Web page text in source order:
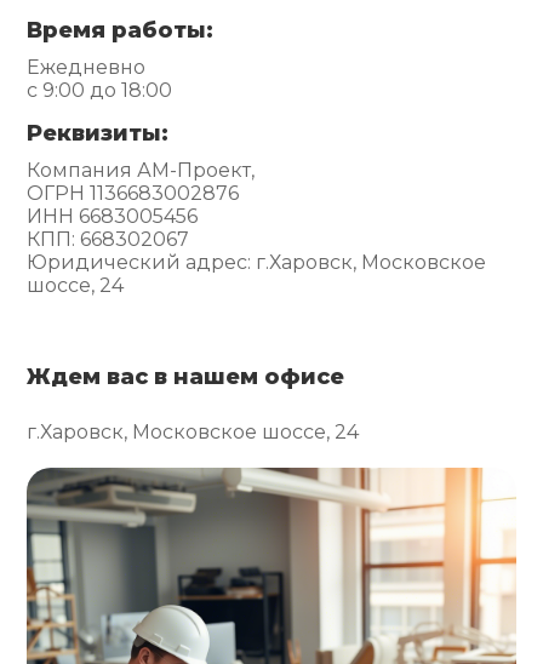
Время работы:
Ежедневно
с 9:00 до 18:00
Реквизиты:
Компания АМ-Проект,
ОГРН 1136683002876
ИНН 6683005456
КПП: 668302067
Юридический адрес: г.Харовск, Московское
шоссе, 24
Ждем вас в нашем офисе
г.Харовск, Московское шоссе, 24